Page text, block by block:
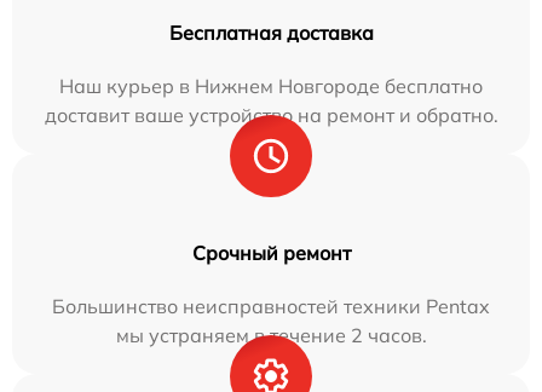
Бесплатная доставка
Наш курьер в Нижнем Новгороде бесплатно
доставит ваше устройство на ремонт и обратно.
Срочный ремонт
Большинство неисправностей техники Pentax
мы устраняем в течение 2 часов.